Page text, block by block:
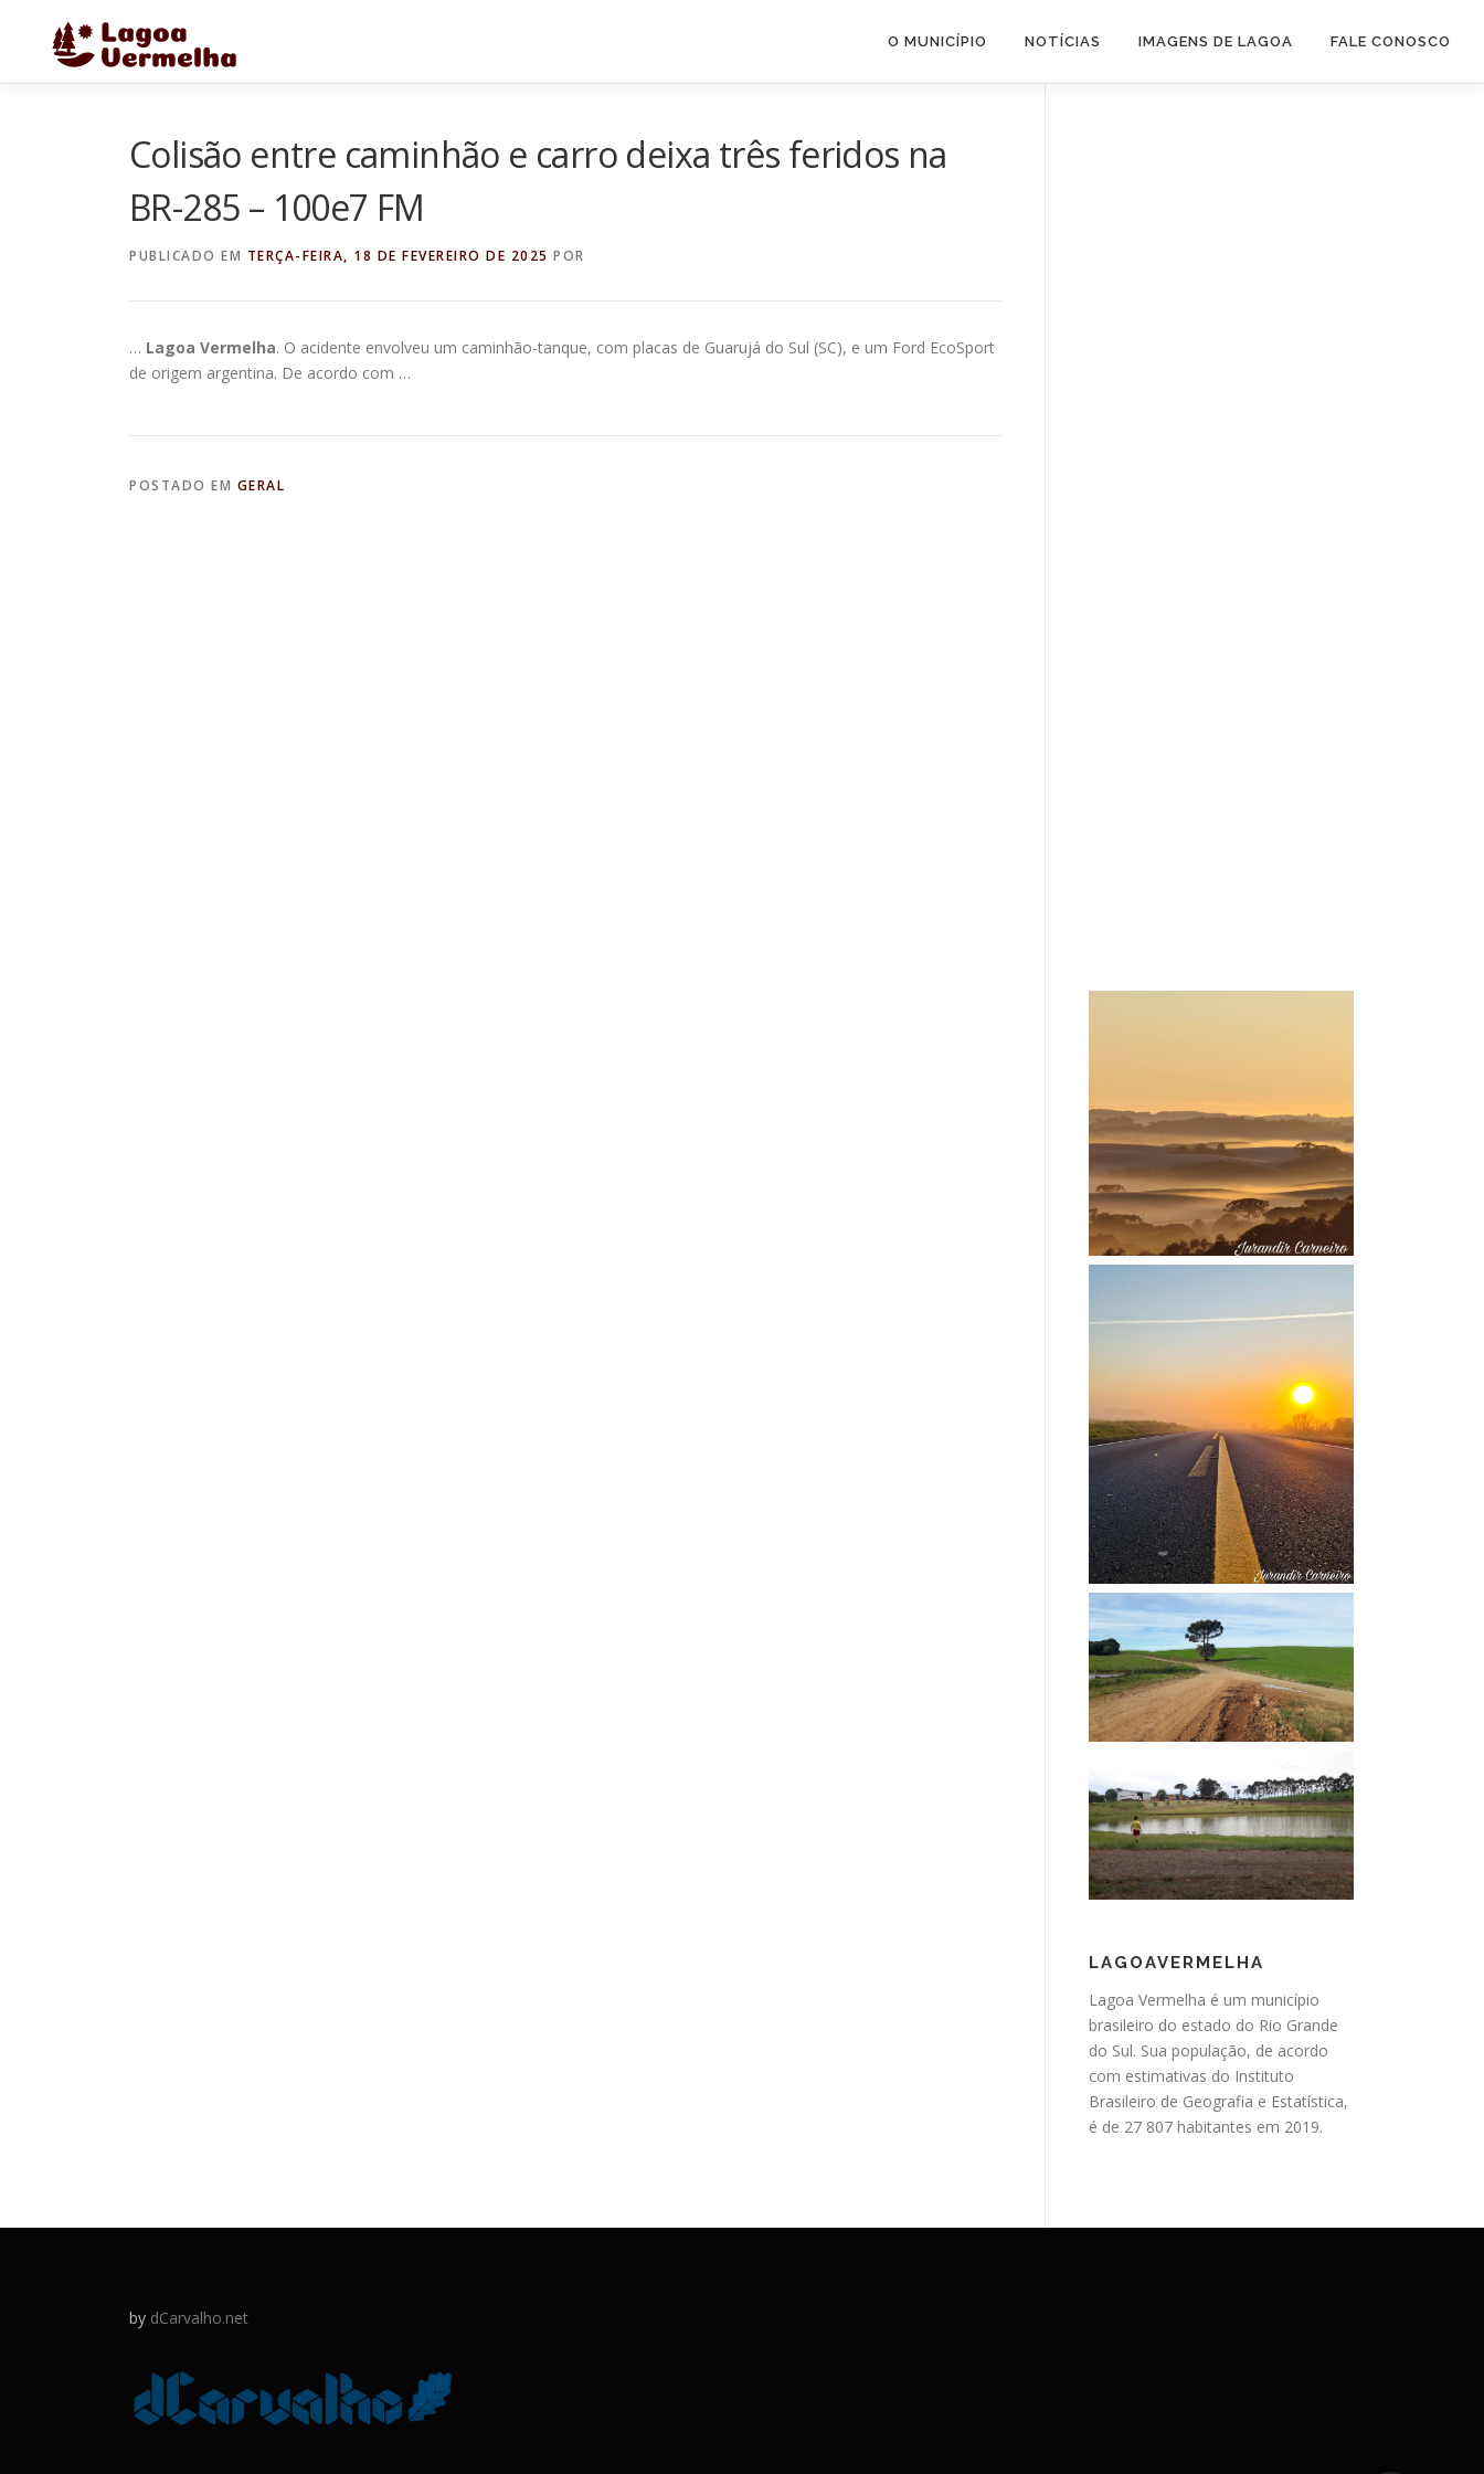
conteúdo
O MUNICÍPIO NOTÍCIAS IMAGENS DE LAGOA FALE CONOSCO
Colisão entre caminhão e carro deixa três feridos na
BR-285 – 100e7 FM
PUBLICADO EM TERÇA-FEIRA, 18 DE FEVEREIRO DE 2025 POR
… Lagoa Vermelha. O acidente envolveu um caminhão-tanque, com placas de Guarujá do Sul (SC), e um Ford EcoSport
de origem argentina. De acordo com …
POSTADO EM GERAL
LAGOAVERMELHA
Lagoa Vermelha é um município
brasileiro do estado do Rio Grande
do Sul. Sua população, de acordo
com estimativas do Instituto
Brasileiro de Geografia e Estatística,
é de 27 807 habitantes em 2019.
by dCarvalho.net